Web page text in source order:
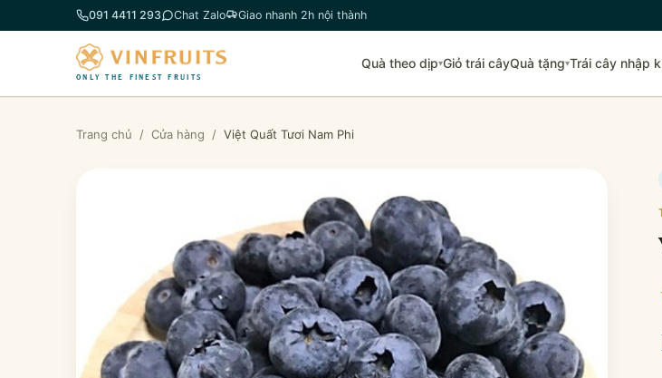
đến
dung
091 4411 293 Chat Zalo Giao nhanh 2h nội thành
ONLY THE FINEST FRUITS
Quà theo dịp▾Giỏ trái câyQuà tặng▾Trái cây nhập
Trang chủ / Cửa hàng / Việt Quất Tươi Nam Phi